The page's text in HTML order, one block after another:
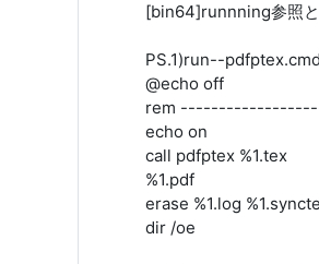
[bin64]runnning参照
PS.1)run--
@echo off
rem
echo on
call pdfptex %1.tex
%1.pdf
erase %1.log
dir /oe